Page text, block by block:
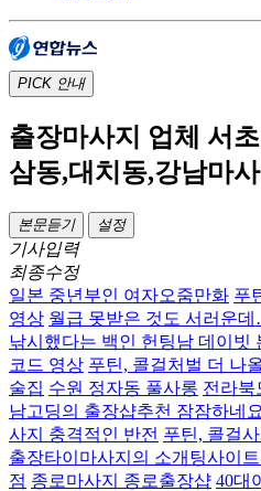
PICK 안내
출장마사지 업체 서
삼동,대치동,강남마사
본문듣기 설정
기사입력
최종수정
일본 중년부인 여자오줌만화 푸
영상 월급 못받은 것도 서러운
낚시했다는 백인 헌팅남 데이빗
코드 영상 푸틴, 콜걸처벌 더 나
술집 수원 정자동 풀사롱 전라북
남고딩의 출장샵추천 잠잠하네
사지 충격적인 반전 푸틴, 콜걸
출장타이마사지의 소개팅사이
점 종로마사지 종로출장샵 40대